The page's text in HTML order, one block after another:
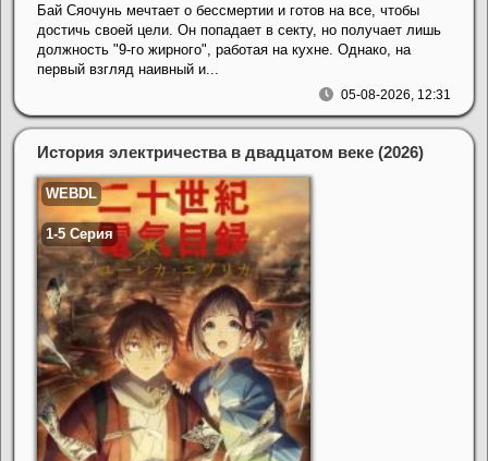
05-08-2026, 12:31
Бай Сяочунь мечтает о бессмертии и готов на все, чтобы
достичь своей цели. Он попадает в секту, но получает лишь
должность "9-го жирного", работая на кухне. Однако, на
первый взгляд наивный и...
История электричества в двадцатом веке (2026)